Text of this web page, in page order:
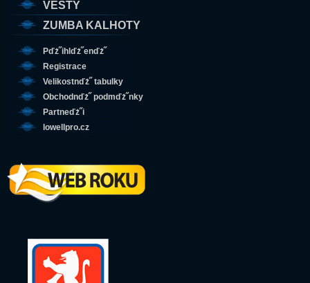
VESTY
ZUMBA KALHOTY
Pďż˝ihlďż˝enďż˝
Registrace
Velikostnďż˝ tabulky
Obchodnďż˝ podmďż˝nky
Partneďż˝i
lowellpro.cz